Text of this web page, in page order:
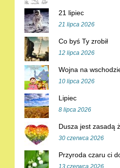
21 lipiec
21 lipca 2026
Co byś Ty zrobił
12 lipca 2026
Wojna na
10 lipca 2026
Lipiec
8 lipca 2026
Dusza jest zasadą
30 czerwca 2026
Przyroda czaru ci
13 czerwca 2026